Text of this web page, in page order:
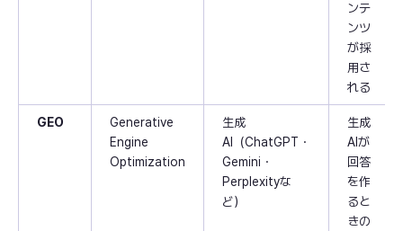
ンテ
ンツ
が採
用さ
れる
GEO
Generative
Engine
Optimization
生成
AI（ChatGPT・
Gemini・
Perplexityな
ど）
生成
AIが
回答
を作
ると
きの